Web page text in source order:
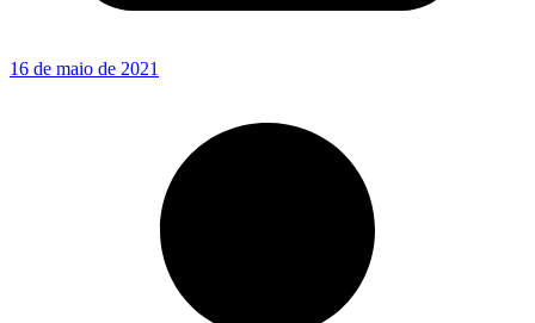
16 de maio de 2021